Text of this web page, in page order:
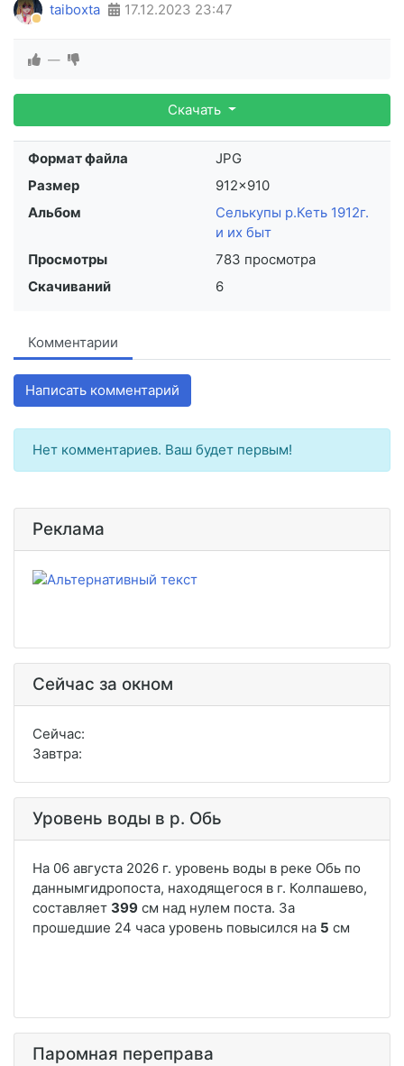
taiboxta 17.12.2023 23:47
—
Скачать
Формат файла
JPG
Размер
912×910
Альбом
Селькупы р.Кеть 1912г.
и их быт
Просмотры
783 просмотра
Скачиваний
6
Комментарии
Написать комментарий
Нет комментариев. Ваш будет первым!
Реклама
Сейчас за окном
Сейчас:
Завтра:
Уровень воды в р. Обь
Паромная переправа